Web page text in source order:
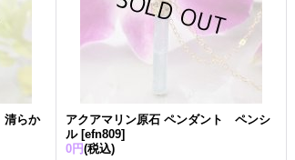
清らか
アクアマリン原石 ペンダント ペンシ
ル [efn809]
0円(税込)